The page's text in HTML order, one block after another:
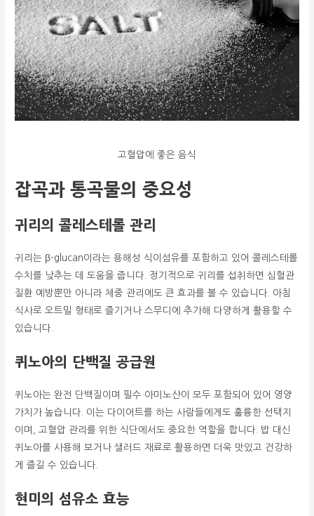
고혈압에 좋은 음식
잡곡과 통곡물의 중요성
귀리의 콜레스테롤 관리
귀리는 β-glucan이라는 용해성 식이섬유를 포함하고 있어 콜레스테롤
수치를 낮추는 데 도움을 줍니다. 정기적으로 귀리를 섭취하면 심혈관
질환 예방뿐만 아니라 체중 관리에도 큰 효과를 볼 수 있습니다. 아침
식사로 오트밀 형태로 즐기거나 스무디에 추가해 다양하게 활용할 수
있습니다.
퀴노아의 단백질 공급원
퀴노아는 완전 단백질이며 필수 아미노산이 모두 포함되어 있어 영양
가치가 높습니다. 이는 다이어트를 하는 사람들에게도 훌륭한 선택지
이며, 고혈압 관리를 위한 식단에서도 중요한 역할을 합니다. 밥 대신
퀴노아를 사용해 보거나 샐러드 재료로 활용하면 더욱 맛있고 건강하
게 즐길 수 있습니다.
현미의 섬유소 효능